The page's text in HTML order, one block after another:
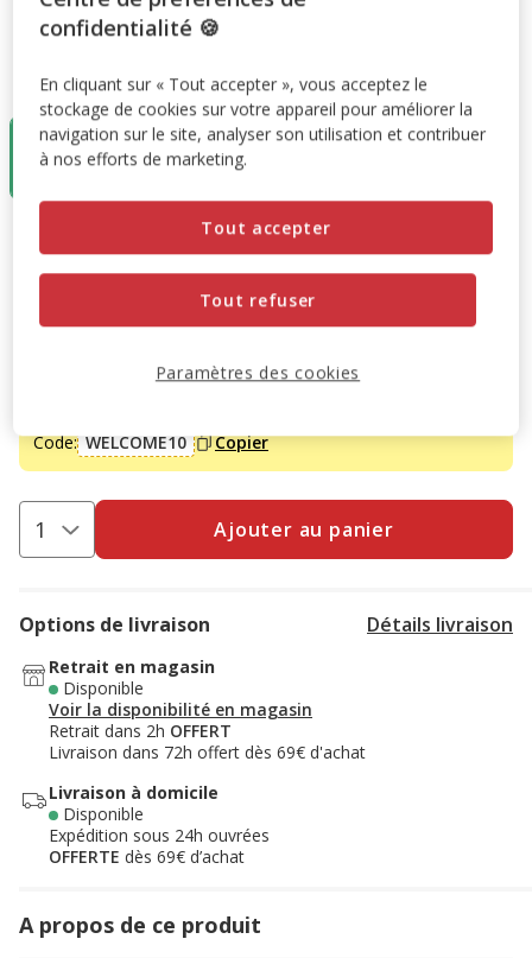
Taille:S-M: 2,00 M/Ø 12 mm
S-M: 2,00 M/Ø
12 mm
L-XL: 2,00 M/Ø
18 mm
Promotion disponible
Animalis. Offre non cumulable aux autres promotions en
Code: WELCOME10 Copier
10.37€
Ajouter au panier
Options de livraison Détails livraison
Retrait en magasin
Disponible
Voir la disponibilité en magasin
Retrait dans 2h OFFERT
Livraison dans 72h offert dès 69€ d'achat
Livraison à domicile
Disponible
Expédition sous 24h ouvrées
OFFERTE dès 69€ d’achat
A propos de ce produit
confidentialité 🍪
En cliquant sur « Tout accepter », vous acceptez le
stockage de cookies sur votre appareil pour améliorer la
navigation sur le site, analyser son utilisation et contribuer
à nos efforts de marketing.
Tout refuser
Tout accepter
Paramètres des cookies